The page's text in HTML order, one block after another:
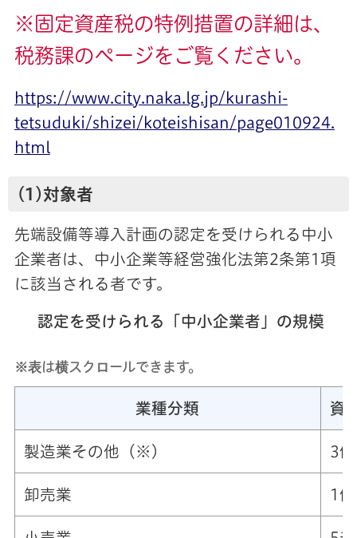
※固定資産税の特例措置の詳細は、
税務課のページをご覧ください。
https://www.city.naka.lg.jp/kurashi-
tetsuduki/shizei/koteishisan/page010924.
html
(1)対象者
先端設備等導入計画の認定を受けられる中小
企業者は、中小企業等経営強化法第2条第1項
に該当される者です。
認定を受けられる「中小企業者」の規模
※表は横スクロールできます。
業種分類 資
製造業その他（※） 3
卸売業 1